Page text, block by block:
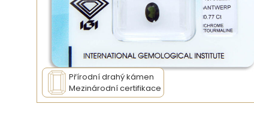
Přírodní drahý kámen
Mezinárodní certifikace